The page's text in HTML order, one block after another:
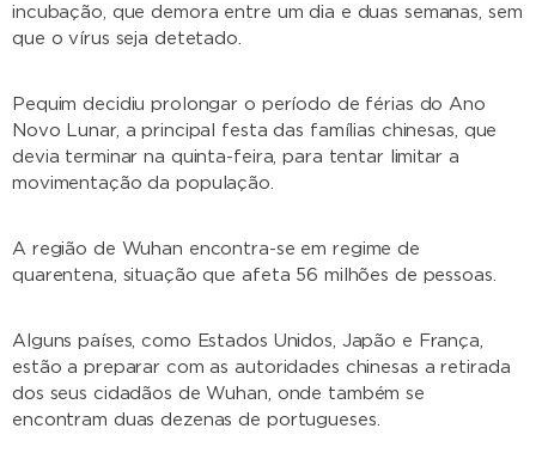
incubação, que demora entre um dia e duas semanas, sem
que o vírus seja detetado.
Pequim decidiu prolongar o período de férias do Ano
Novo Lunar, a principal festa das famílias chinesas, que
devia terminar na quinta-feira, para tentar limitar a
movimentação da população.
A região de Wuhan encontra-se em regime de
quarentena, situação que afeta 56 milhões de pessoas.
Alguns países, como Estados Unidos, Japão e França,
estão a preparar com as autoridades chinesas a retirada
dos seus cidadãos de Wuhan, onde também se
encontram duas dezenas de portugueses.